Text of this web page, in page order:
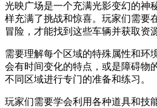
光映广场是一个充满光影变幻的神
样充满了挑战和惊喜。玩家们需要
冒险，才能找到这些车辆并获取资源
需要理解每个区域的特殊属性和环
会有时间变化的特点，或是障碍物
不同区域进行专门的准备和练习。
玩家们需要学会利用各种道具和技